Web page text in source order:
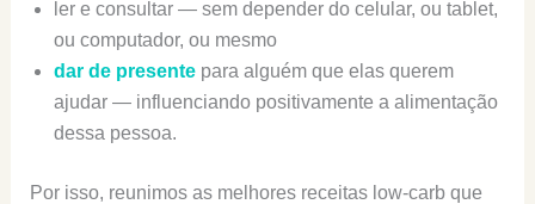
ler e consultar — sem depender do celular, ou tablet,
ou computador, ou mesmo
dar de presentepara alguém que elas querem
ajudar — influenciando positivamente a alimentação
dessa pessoa.
Por isso, reunimos as melhores receitas low-carb que